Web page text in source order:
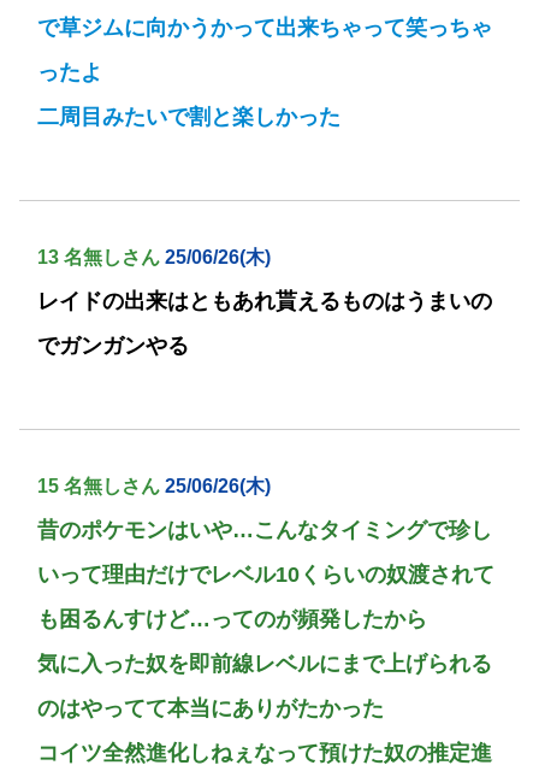
で草ジムに向かうかって出来ちゃって笑っちゃ
ったよ
二周目みたいで割と楽しかった
13 名無しさん 25/06/26(木)
レイドの出来はともあれ貰えるものはうまいの
でガンガンやる
15 名無しさん 25/06/26(木)
昔のポケモンはいや…こんなタイミングで珍し
いって理由だけでレベル10くらいの奴渡されて
も困るんすけど…ってのが頻発したから
気に入った奴を即前線レベルにまで上げられる
のはやってて本当にありがたかった
コイツ全然進化しねぇなって預けた奴の推定進